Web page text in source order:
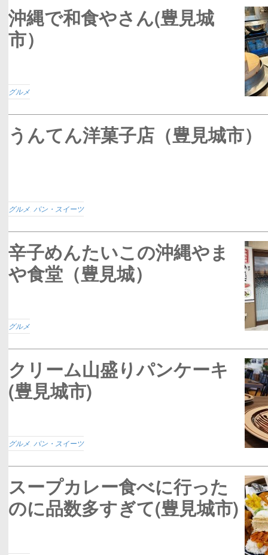
沖縄で和食やさん(豊見城
市）
グルメ
うんてん洋菓子店（豊見城市）
グルメ パン・スイーツ
辛子めんたいこの沖縄やま
や食堂（豊見城）
グルメ
クリーム山盛りパンケーキ
(豊見城市)
グルメ パン・スイーツ
スープカレー食べに行った
のに品数多すぎて(豊見城市)